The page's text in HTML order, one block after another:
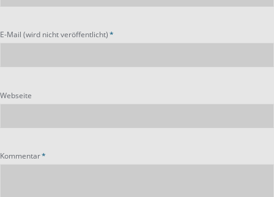
Pflichtfeld
E-Mail (wird nicht veröffentlicht)*
Webseite
Pflichtfeld
Kommentar*